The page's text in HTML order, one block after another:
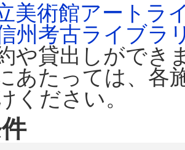
美術館アートラ
州考古ライブラ
や貸出しができ
あたっては、各
ください。